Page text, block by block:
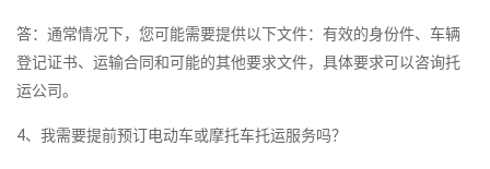
答：通常情况下，您可能需要提供以下文件：有效的身份件、车辆
登记证书、运输合同和可能的其他要求文件，具体要求可以咨询托
运公司。
4、我需要提前预订电动车或摩托车托运服务吗？